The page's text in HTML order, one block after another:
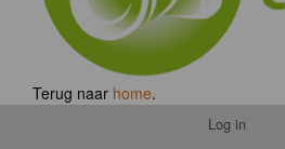
Terug naar home.
Log in